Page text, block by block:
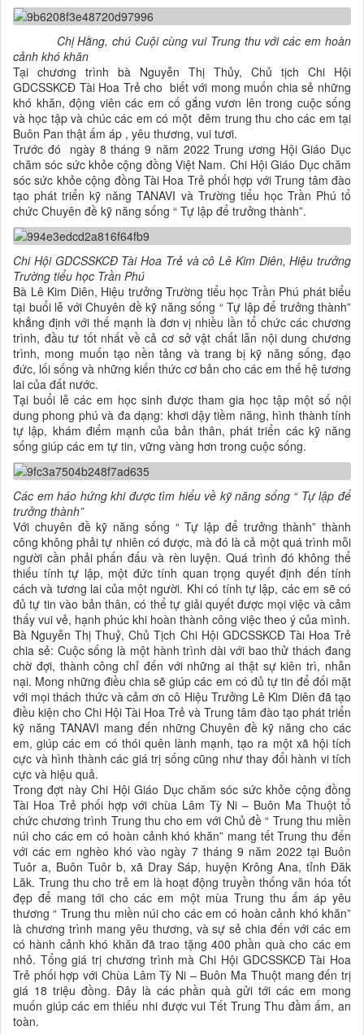
Chị Hằng, chú Cuội cùng vui Trung thu với các em hoàn
cảnh khó khăn
Tại chương trình bà Nguyễn Thị Thủy, Chủ tịch Chi Hội
GDCSSKCĐ Tài Hoa Trẻ cho biết với mong muốn chia sẻ những
khó khăn, động viên các em cố gắng vươn lên trong cuộc sống
và học tập và chúc các em có một đêm trung thu cho các em tại
Buôn Pan thật ấm áp , yêu thương, vui tươi.
Trước đó ngày 8 tháng 9 năm 2022 Trung ương Hội Giáo Dục
chăm sóc sức khỏe cộng đồng Việt Nam. Chi Hội Giáo Dục chăm
sóc sức khỏe cộng đồng Tài Hoa Trẻ phối hợp với Trung tâm đào
tạo phát triển kỹ năng TANAVI và Trường tiểu học Trần Phú tổ
chức Chuyên đề kỹ năng sống “ Tự lập để trưởng thành”.
Chi Hội GDCSSKCĐ Tài Hoa Trẻ và cô Lê Kim Diên, Hiệu trưởng
Trường tiểu học Trần Phú
Bà Lê Kim Diên, Hiệu trưởng Trường tiểu học Trần Phú phát biểu
tại buổi lễ với Chuyên đề kỹ năng sống “ Tự lập để trưởng thành”
khẳng định với thế mạnh là đơn vị nhiều lần tổ chức các chương
trình, đầu tư tốt nhất về cả cơ sở vật chất lẫn nội dung chương
trình, mong muốn tạo nền tảng và trang bị kỹ năng sống, đạo
đức, lối sống và những kiến thức cơ bản cho các em thế hệ tương
lai của đất nước.
Tại buổi lễ các em học sinh được tham gia học tập một số nội
dung phong phú và đa dạng: khơi dậy tiềm năng, hình thành tính
tự lập, khám điểm mạnh của bản thân, phát triển các kỹ năng
sống giúp các em tự tin, vững vàng hơn trong cuộc sống.
Các em háo hứng khi được tìm hiểu về kỹ năng sống “ Tự lập để
trưởng thành”
Với chuyên đề kỹ năng sống “ Tự lập để trưởng thành” thành
công không phải tự nhiên có được, mà đó là cả một quá trình mỗi
người cần phải phấn đấu và rèn luyện. Quá trình đó không thể
thiếu tính tự lập, một đức tính quan trọng quyết định đến tính
cách và tương lai của một người. Khi có tính tự lập, các em sẽ có
đủ tự tin vào bản thân, có thể tự giải quyết được mọi việc và cảm
thấy vui vẻ, hạnh phúc khi hoàn thành công việc theo ý của mình.
Bà Nguyễn Thị Thuỷ, Chủ Tịch Chi Hội GDCSSKCĐ Tài Hoa Trẻ
chia sẻ: Cuộc sống là một hành trình dài với bao thử thách đang
chờ đợi, thành công chỉ đến với những ai thật sự kiên trì, nhẫn
nại. Mong những điều chia sẽ giúp các em có đủ tự tin để đối mặt
với mọi thách thức và cảm ơn cô Hiệu Trưởng Lê Kim Diên đã tạo
điều kiện cho Chi Hội Tài Hoa Trẻ và Trung tâm đào tạo phát triển
kỹ năng TANAVI mang đến những Chuyên đề kỹ năng cho các
em, giúp các em có thói quên lành mạnh, tạo ra một xã hội tích
cực và hình thành các giá trị sống cũng như thay đổi hành vi tích
cực và hiệu quả.
Trong đợt này Chi Hội Giáo Dục chăm sóc sức khỏe cộng đồng
Tài Hoa Trẻ phối hợp với chùa Lâm Tỳ Ni – Buôn Ma Thuột tổ
chức chương trình Trung thu cho em với Chủ đề “ Trung thu miền
núi cho các em có hoàn cảnh khó khăn” mang tết Trung thu đến
với các em nghèo khó vào ngày 7 tháng 9 năm 2022 tại Buôn
Tuôr a, Buôn Tuôr b, xã Dray Sáp, huyện Krông Ana, tỉnh Đăk
Lăk. Trung thu cho trẻ em là hoạt động truyền thống văn hóa tốt
đẹp để mang tới cho các em một mùa Trung thu ấm áp yêu
thương “ Trung thu miền núi cho các em có hoàn cảnh khó khăn”
là chương trình mang yêu thương, và sự sẻ chia đến với các em
có hành cảnh khó khăn đã trao tặng 400 phần quà cho các em
nhỏ. Tổng giá trị chương trình mà Chi Hội GDCSSKCĐ Tài Hoa
Trẻ phối hợp với Chùa Lâm Tỳ Ni – Buôn Ma Thuột mang đến trị
giá 18 triệu đồng. Đây là các phần quà gửi tới các em mong
muốn giúp các em thiếu nhi được vui Tết Trung Thu đầm ấm, an
toàn.